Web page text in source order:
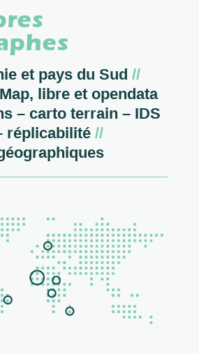
et pays du Sud //
libre et opendata
– carto terrain – IDS
réplicabilité //